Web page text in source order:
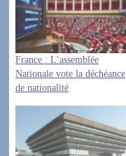
France : L’assemblée
Nationale vote la déchéance
de nationalité